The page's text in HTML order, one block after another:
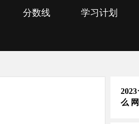
分数线 学习计划
么